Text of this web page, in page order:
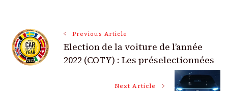
Post
Navigation
Previous Article
Election de la voiture de l’année
2022 (COTY) : Les préselectionnées
Next Article